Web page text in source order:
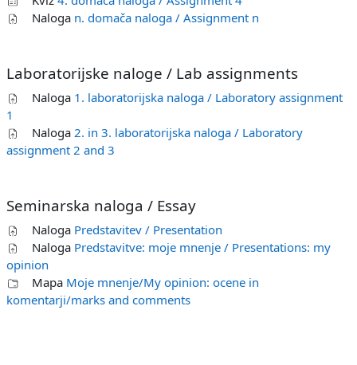
Naloga n. domača naloga / Assignment n
Laboratorijske naloge / Lab assignments
Naloga 1. laboratorijska naloga / Laboratory assignment
1
Naloga 2. in 3. laboratorijska naloga / Laboratory
assignment 2 and 3
Seminarska naloga / Essay
Naloga Predstavitev / Presentation
Naloga Predstavitve: moje mnenje / Presentations: my
opinion
Mapa Moje mnenje/My opinion: ocene in
komentarji/marks and comments